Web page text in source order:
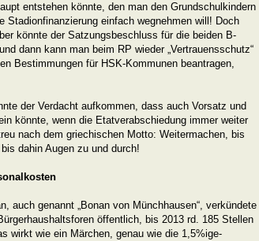
entstehen könnte, den man den Grundschulkindern
Stadionfinanzierung einfach wegnehmen will! Doch
könnte der Satzungsbeschluss für die beiden B-
dann kann man beim RP wieder „Vertrauensschutz“
Bestimmungen für HSK-Kommunen beantragen,
der Verdacht aufkommen, dass auch Vorsatz und
könnte, wenn die Etatverabschiedung immer weiter
nach dem griechischen Motto: Weitermachen, bis
dahin Augen zu und durch!
auch genannt „Bonan von Münchhausen“, verkündete
öffentlich, bis 2013 rd. 185 Stellen
wirkt wie ein Märchen, genau wie die 1,5%ige-